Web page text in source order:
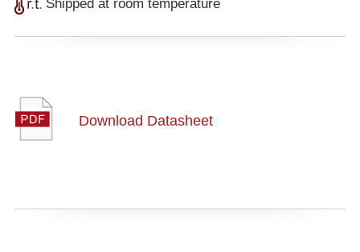
Shipped at room temperature
Download Datasheet